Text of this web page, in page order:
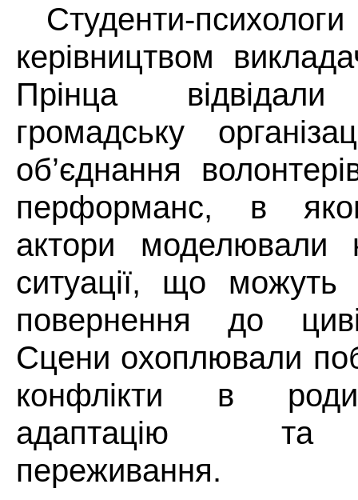
Студенти-
керівництвом
Прінца
громадську
об’єднання
перформанс, в
актори моделювали
ситуації, що можуть
повернення до
Сцени охоплювали
конфлікти в
адаптацію та
переживання.